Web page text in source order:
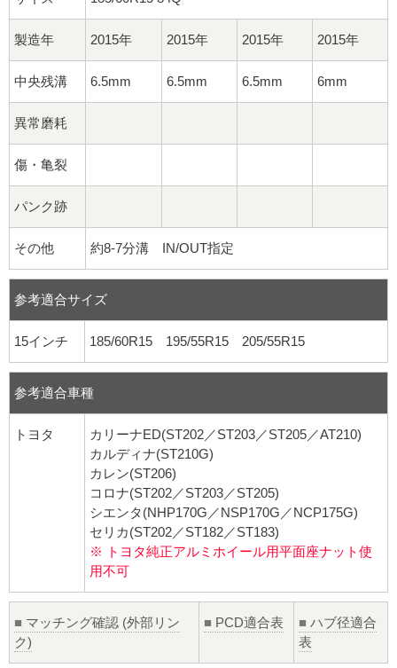
製造年 2015年 2015年 2015年 2015年
中央残溝 6.5mm 6.5mm 6.5mm 6mm
異常磨耗
傷・亀裂
パンク跡
その他 約8-7分溝 IN/OUT指定
参考適合サイズ
15インチ 185/60R15 195/55R15 205/55R15
参考適合車種
トヨタ
カリーナED(ST202／ST203／ST205／AT210)
カルディナ(ST210G)
カレン(ST206)
コロナ(ST202／ST203／ST205)
シエンタ(NHP170G／NSP170G／NCP175G)
セリカ(ST202／ST182／ST183)
※ トヨタ純正アルミホイール用平面座ナット使
用不可
■ マッチング確認 (外部リン
ク)
■ PCD適合表 ■ ハブ径適合
表